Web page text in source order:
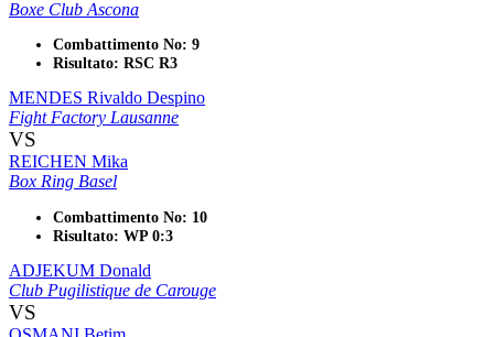
Boxe Club Ascona
Combattimento No: 9
Risultato: RSC R3
MENDES Rivaldo Despino
Fight Factory Lausanne
VS
REICHEN Mika
Box Ring Basel
Combattimento No: 10
Risultato: WP 0:3
ADJEKUM Donald
Club Pugilistique de Carouge
VS